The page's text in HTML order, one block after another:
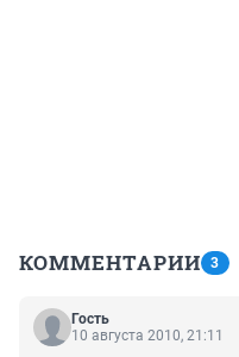
КОММЕНТАРИИ 3
Гость
10 августа 2010, 21:11